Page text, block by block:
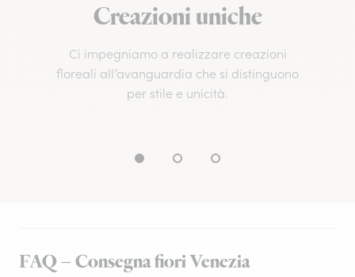
Creazioni uniche
Ci impegniamo a realizzare creazioni
floreali all’avanguardia che si distinguono
per stile e unicità.
FAQ – Consegna fiori Venezia